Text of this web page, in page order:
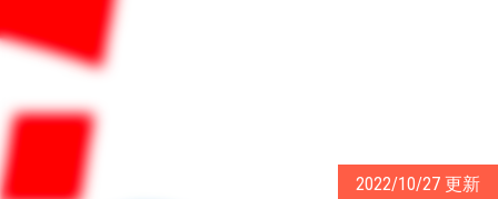
2022/10/27 更新